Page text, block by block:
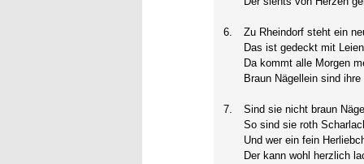
6.
Zu Rheindorf steht ein
Das ist gedeckt mit Leien
Da kommt alle Morgen
Braun Nägellein sind ihre
7.
Sind sie nicht braun
So sind sie roth
Und wer ein fein
Der kann wohl herzlich